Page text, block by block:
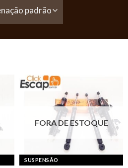
FORA DE ESTOQUE
SUSPENSÃO